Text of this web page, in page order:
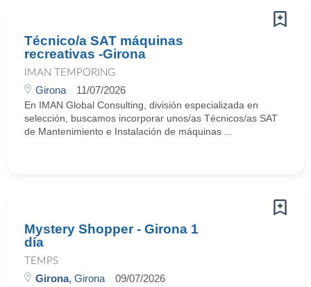
Técnico/a SAT máquinas
recreativas -Girona
IMAN TEMPORING
Girona 11/07/2026
En IMAN Global Consulting, división especializada en
selección, buscamos incorporar unos/as Técnicos/as SAT
de Mantenimiento e Instalación de máquinas ...
Mystery Shopper - Girona 1
día
TEMPS
Girona, Girona 09/07/2026